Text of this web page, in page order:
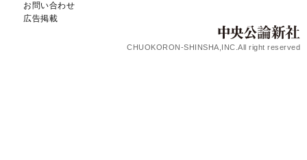
お問い合わせ
広告掲載
CHUOKORON-SHINSHA,INC.All right reserved